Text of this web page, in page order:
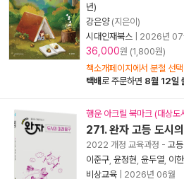
년)
강은양(지은이)
시대인재북스
2026년 07
36,000원 (1,800원)
책소개페이지에서 분철 선
택배로 주문하면 8월 12일
행운 아크릴 북마크 (대상도
271. 완자 고등 도시
2022 개정 교육과정 - 고
이준구 윤정현 윤두열 이
비상교육
2026년 06월